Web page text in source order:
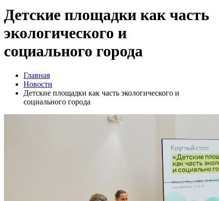
Детские площадки как часть
экологического и
социального города
Главная
Новости
Детские площадки как часть экологического и
социального города